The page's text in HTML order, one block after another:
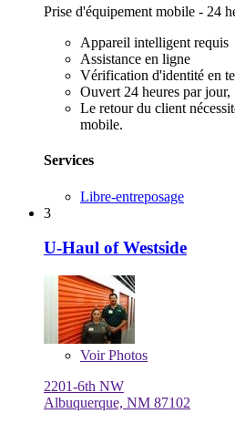
Prise d'équipement mobile - 24
Appareil intelligent requis
Assistance en ligne
Vérification d'identité en
Ouvert 24 heures par jour,
Le retour du client
mobile.
Services
Libre-entreposage
3
U-Haul of Westside
VoirPhotos
2201-6th NW
Albuquerque, NM 87102